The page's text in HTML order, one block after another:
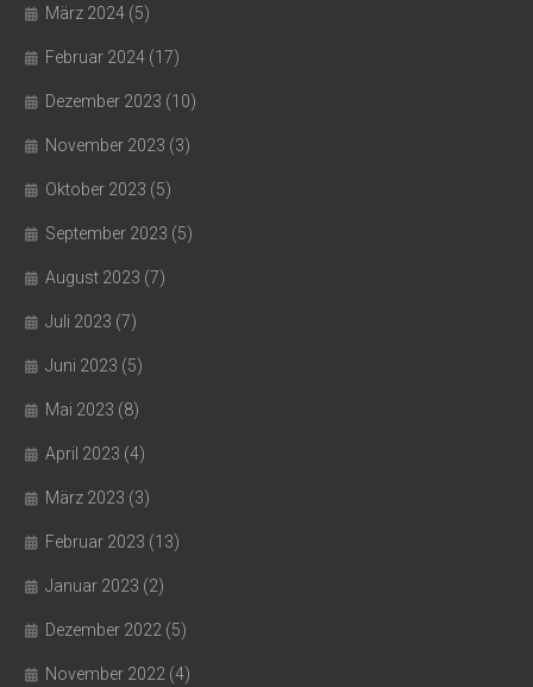
März 2024 (5)
Februar 2024 (17)
Dezember 2023 (10)
November 2023 (3)
Oktober 2023 (5)
September 2023 (5)
August 2023 (7)
Juli 2023 (7)
Juni 2023 (5)
Mai 2023 (8)
April 2023 (4)
März 2023 (3)
Februar 2023 (13)
Januar 2023 (2)
Dezember 2022 (5)
November 2022 (4)